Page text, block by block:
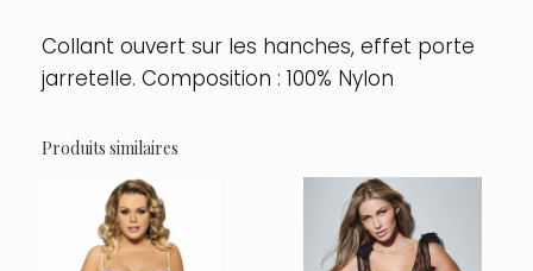
Noir
Collant ouvert sur les hanches, effet porte
jarretelle. Composition : 100% Nylon
Produits similaires